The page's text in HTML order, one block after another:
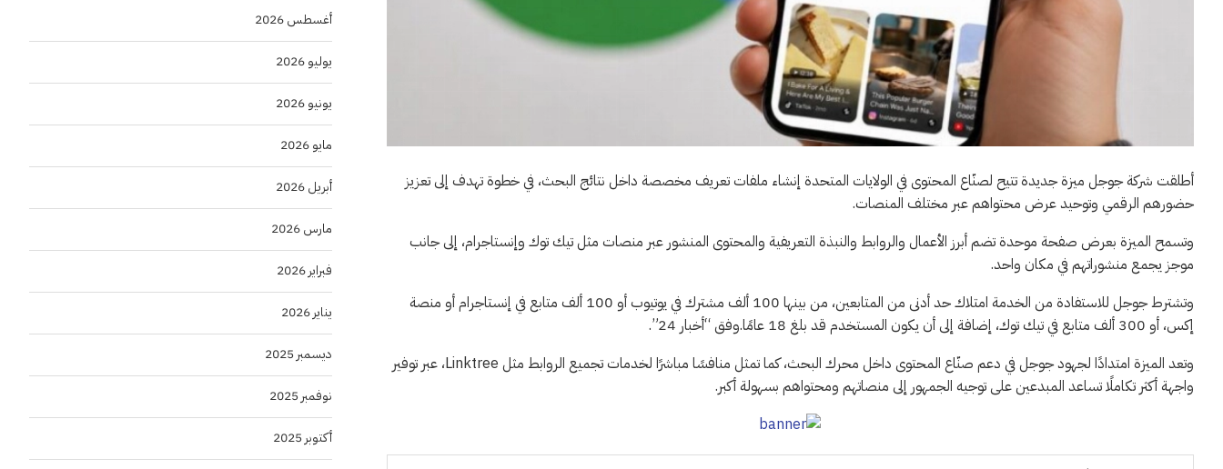
أطلقت شركة جوجل ميزة جديدة تتيح لصنّاع المحتوى في الولايات المتحدة إنشاء ملفات تعريف مخصصة داخل نتائج البحث، في خطوة تهدف إلى تعزيز
حضورهم الرقمي وتوحيد عرض محتواهم عبر مختلف المنصات.
وتسمح الميزة بعرض صفحة موحدة تضم أبرز الأعمال والروابط والنبذة التعريفية والمحتوى المنشور عبر منصات مثل تيك توك وإنستاجرام، إلى جانب
موجز يجمع منشوراتهم في مكان واحد.
وتشترط جوجل للاستفادة من الخدمة امتلاك حد أدنى من المتابعين، من بينها 100 ألف مشترك في يوتيوب أو 100 ألف متابع في إنستاجرام أو منصة
إكس، أو 300 ألف متابع في تيك توك، إضافة إلى أن يكون المستخدم قد بلغ 18 عامًا.وفق “أخبار 24”.
وتعد الميزة امتدادًا لجهود جوجل في دعم صنّاع المحتوى داخل محرك البحث، كما تمثل منافسًا مباشرًا لخدمات تجميع الروابط مثل Linktree، عبر توفير
واجهة أكثر تكاملًا تساعد المبدعين على توجيه الجمهور إلى منصاتهم ومحتواهم بسهولة أكبر.
أغسطس 2026
يوليو 2026
يونيو 2026
مايو 2026
أبريل 2026
مارس 2026
فبراير 2026
يناير 2026
ديسمبر 2025
نوفمبر 2025
أكتوبر 2025